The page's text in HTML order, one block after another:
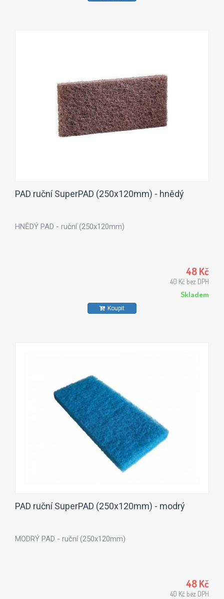
PAD ruční SuperPAD (250x120mm) - hnědý
HNĚDÝ PAD - ruční (250x120mm)
48 Kč
40 Kč bez DPH
Skladem
Koupit
PAD ruční SuperPAD (250x120mm) - modrý
MODRÝ PAD - ruční (250x120mm)
48 Kč
40 Kč bez DPH